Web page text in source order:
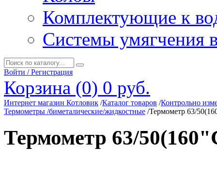
Комплектующие к
Системы умягчения
Войти / Регистрация
Корзина (0) 0 руб.
Интернет магазин Котловик /Каталог товаров /Контрольно
Термометры /биметалические/жидкостные /Термометр 63/
Термометр 63/